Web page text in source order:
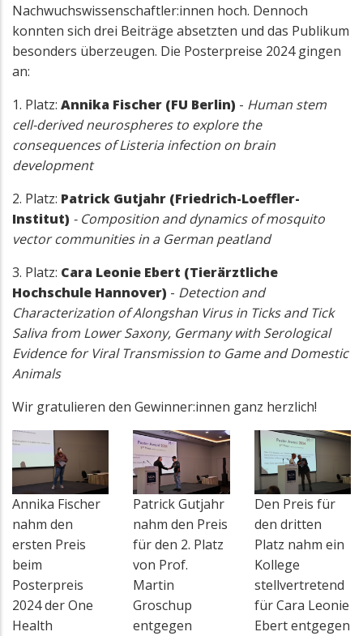
Nachwuchswissenschaftler:innen hoch. Dennoch
konnten sich drei Beiträge absetzten und das Publikum
besonders überzeugen. Die Posterpreise 2024 gingen
an:
1. Platz: Annika Fischer (FU Berlin) - Human stem
cell-derived neurospheres to explore the
consequences of Listeria infection on brain
development
2. Platz: Patrick Gutjahr (Friedrich-Loeffler-
Institut) - Composition and dynamics of mosquito
vector communities in a German peatland
3. Platz: Cara Leonie Ebert (Tierärztliche
Hochschule Hannover) - Detection and
Characterization of Alongshan Virus in Ticks and Tick
Saliva from Lower Saxony, Germany with Serological
Evidence for Viral Transmission to Game and Domestic
Animals
Wir gratulieren den Gewinner:innen ganz herzlich!
Annika Fischer
nahm den
ersten Preis
beim
Posterpreis
2024 der One
Health
Patrick Gutjahr
nahm den Preis
für den 2. Platz
von Prof.
Martin
Groschup
entgegen
Den Preis für
den dritten
Platz nahm ein
Kollege
stellvertretend
für Cara Leonie
Ebert entgegen